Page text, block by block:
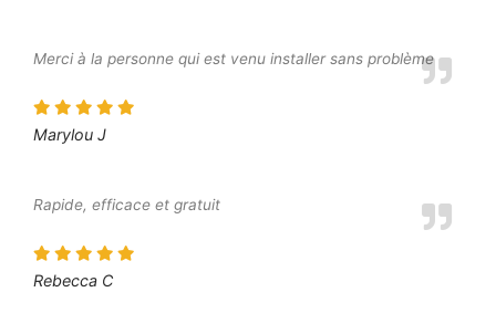
Merci à la personne qui est venu installer sans problème
Marylou J
Rapide, efficace et gratuit
Rebecca C